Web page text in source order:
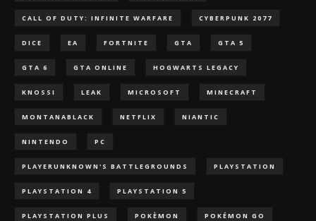
CALL OF DUTY: INFINITE WARFARE CYBERPUNK 2077
DICE EA FORTNITE GTA GTA 5
GTA 6 GTA ONLINE HOGWARTS LEGACY
KNOSSI LEAK MICROSOFT MINECRAFT
MONTANABLACK NETFLIX NIANTIC
NINTENDO PC
PLAYERUNKNOWN'S BATTLEGROUNDS PLAYSTATION
PLAYSTATION 4 PLAYSTATION 5
PLAYSTATION PLUS POKÈMON POKÉMON GO